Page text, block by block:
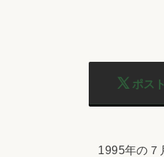
ポスト
1995年の７